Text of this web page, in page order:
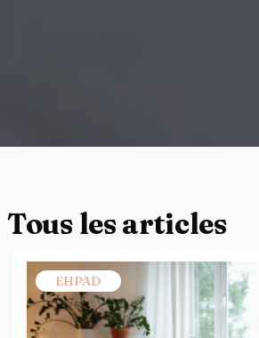
Tous les articles
EHPAD